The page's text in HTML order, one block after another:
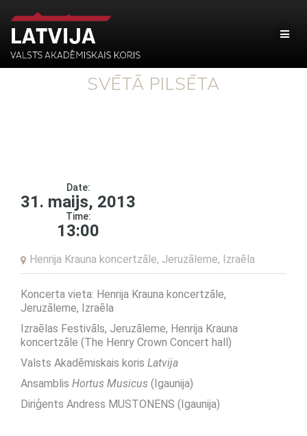
SVĒTĀ PILSĒTA
Date:
31. maijs, 2013
Time:
13:00
Henrija Krauna koncertzāle, Jeruzāleme, Izraēla
Koncerta vieta: Henrija Krauna koncertzāle,
Jeruzāleme, Izraēla
Izraēlas Festivāls, Jeruzāleme, Henrija Krauna
koncertzāle (The Henry Crown Concert hall)
Valsts Akadēmiskais koris Latvija
Ansamblis Hortus Musicus (Igaunija)
Diriģents Andress MUSTONENS (Igaunija)